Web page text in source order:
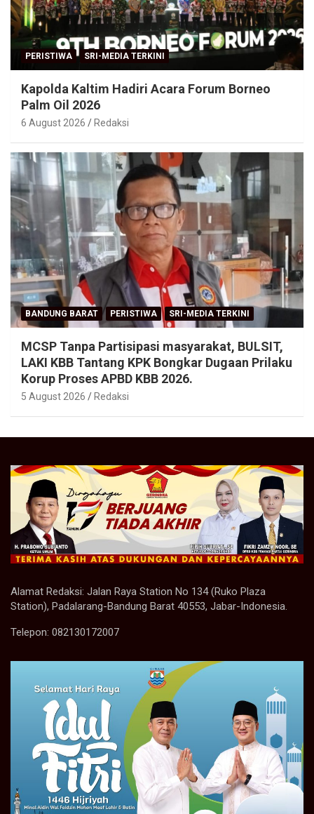
PERISTIWA SRI-MEDIA TERKINI
Kapolda Kaltim Hadiri Acara Forum Borneo
Palm Oil 2026
6 August 2026 Redaksi
BANDUNG BARAT PERISTIWA SRI-MEDIA TERKINI
MCSP Tanpa Partisipasi masyarakat, BULSIT,
LAKI KBB Tantang KPK Bongkar Dugaan Prilaku
Korup Proses APBD KBB 2026.
5 August 2026 Redaksi
Alamat Redaksi: Jalan Raya Station No 134 (Ruko Plaza
Station), Padalarang-Bandung Barat 40553, Jabar-Indonesia.
Telepon: 082130172007